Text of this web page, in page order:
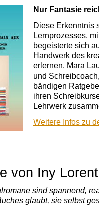
Nur Fantasie
Diese Erkenntnis
Lernprozesses,
begeisterte sich
Handwerk des
erlernen. Mara
und
bändigen
ihren
Lehrwerk
Weitere Infos zu
von Iny
sind spannend,
glaubt, sie selbst